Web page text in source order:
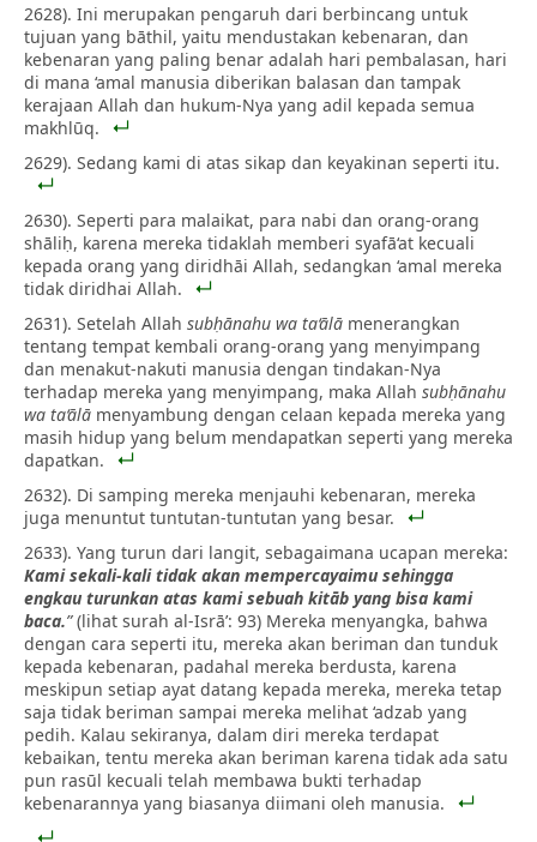
2628). Ini merupakan pengaruh dari berbincang untuk
tujuan yang bāthil, yaitu mendustakan kebenaran, dan
kebenaran yang paling benar adalah hari pembalasan, hari
di mana ‘amal manusia diberikan balasan dan tampak
kerajaan Allah dan hukum-Nya yang adil kepada semua
makhlūq.
2629). Sedang kami di atas sikap dan keyakinan seperti itu.
2630). Seperti para malaikat, para nabi dan orang-orang
shāliḥ, karena mereka tidaklah memberi syafā‘at kecuali
kepada orang yang diridhāi Allah, sedangkan ‘amal mereka
tidak diridhai Allah.
2631). Setelah Allah subḥānahu wa ta‘ālā menerangkan
tentang tempat kembali orang-orang yang menyimpang
dan menakut-nakuti manusia dengan tindakan-Nya
terhadap mereka yang menyimpang, maka Allah subḥānahu
wa ta‘ālā menyambung dengan celaan kepada mereka yang
masih hidup yang belum mendapatkan seperti yang mereka
dapatkan.
2632). Di samping mereka menjauhi kebenaran, mereka
juga menuntut tuntutan-tuntutan yang besar.
2633). Yang turun dari langit, sebagaimana ucapan mereka:
Kami sekali-kali tidak akan mempercayaimu sehingga
engkau turunkan atas kami sebuah kitāb yang bisa kami
baca.”(lihat surah al-Isrā’: 93) Mereka menyangka, bahwa
dengan cara seperti itu, mereka akan beriman dan tunduk
kepada kebenaran, padahal mereka berdusta, karena
meskipun setiap ayat datang kepada mereka, mereka tetap
saja tidak beriman sampai mereka melihat ‘adzab yang
pedih. Kalau sekiranya, dalam diri mereka terdapat
kebaikan, tentu mereka akan beriman karena tidak ada satu
pun rasūl kecuali telah membawa bukti terhadap
kebenarannya yang biasanya diimani oleh manusia.